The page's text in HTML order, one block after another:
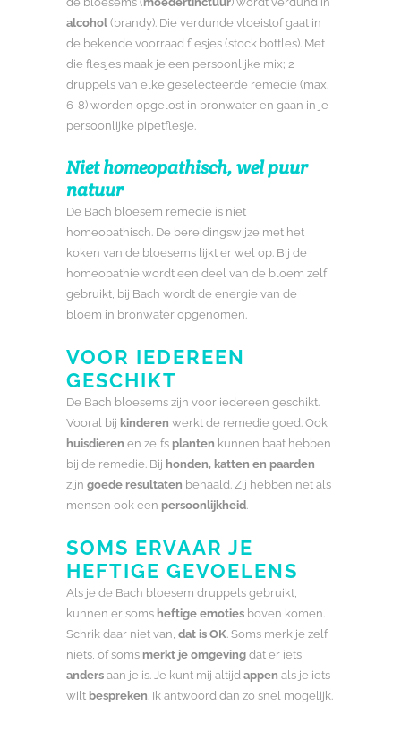
alcohol (brandy). Die verdunde vloeistof gaat in
de bekende voorraad flesjes (stock bottles). Met
die flesjes maak je een persoonlijke mix; 2
druppels van elke geselecteerde remedie (max.
6-8) worden opgelost in bronwater en gaan in je
persoonlijke pipetflesje.
Niet homeopathisch, wel puur
natuur
De Bach bloesem remedie is niet
homeopathisch. De bereidingswijze met het
koken van de bloesems lijkt er wel op. Bij de
homeopathie wordt een deel van de bloem zelf
gebruikt, bij Bach wordt de energie van de
bloem in bronwater opgenomen.
VOOR IEDEREEN
GESCHIKT
De Bach bloesems zijn voor iedereen geschikt.
Vooral bij kinderen werkt de remedie goed. Ook
huisdieren en zelfs planten kunnen baat hebben
bij de remedie. Bij honden, katten en paarden
zijn goede resultaten behaald. Zij hebben net als
mensen ook een persoonlijkheid
SOMS ERVAAR JE
HEFTIGE GEVOELENS
Als je de Bach bloesem druppels gebruikt,
kunnen er soms heftige emoties boven komen.
Schrik daar niet van, dat is OK . Soms merk je zelf
niets, of soms merkt je omgeving dat er iets
anders aan je is. Je kunt mij altijd appen als je iets
wilt bespreken . Ik antwoord dan zo snel mogelijk.